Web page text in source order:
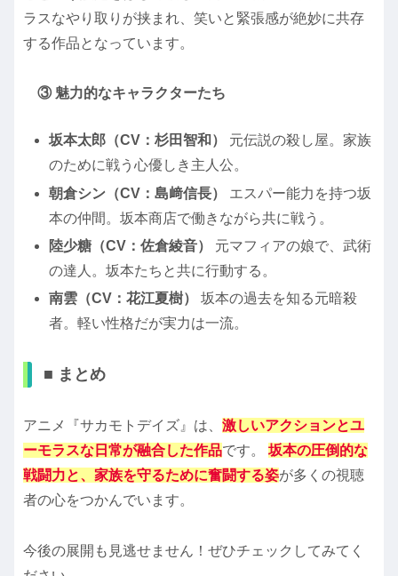
ラスなやり取りが挟まれ、笑いと緊張感が絶妙に共存
する作品となっています。
③ 魅力的なキャラクターたち
坂本太郎（CV：杉田智和）
元伝説の殺し屋。家族
のために戦う心優しき主人公。
朝倉シン（CV：島﨑信長）
エスパー能力を持つ坂
本の仲間。坂本商店で働きながら共に戦う。
陸少糖（CV：佐倉綾音）
元マフィアの娘で、武術
の達人。坂本たちと共に行動する。
南雲（CV：花江夏樹）
坂本の過去を知る元暗殺
者。軽い性格だが実力は一流。
■ まとめ
アニメ『サカモトデイズ』は、 激しいアクションとユ
ーモラスな日常が融合した作品です。 坂本の圧倒的な
戦闘力と、家族を守るために奮闘する姿が多くの視聴
者の心をつかんでいます。
今後の展開も見逃せません！ぜひチェックしてみてく